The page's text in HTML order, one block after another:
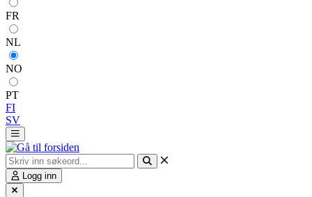
FR
NL
NO
PT
FI
SV
Logg inn